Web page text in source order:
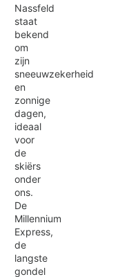
Nassfeld
staat
bekend
om
zijn
sneeuwzekerheid
en
zonnige
dagen,
ideaal
voor
de
skiërs
onder
ons.
De
Millennium
Express,
de
langste
gondel